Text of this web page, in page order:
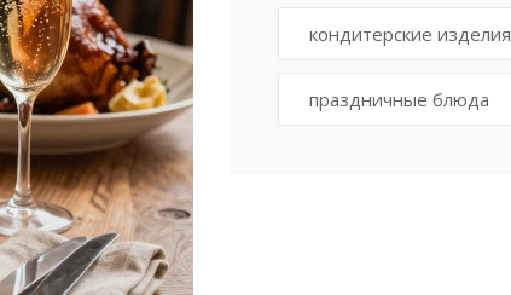
кондитерские изделия
праздничные блюда